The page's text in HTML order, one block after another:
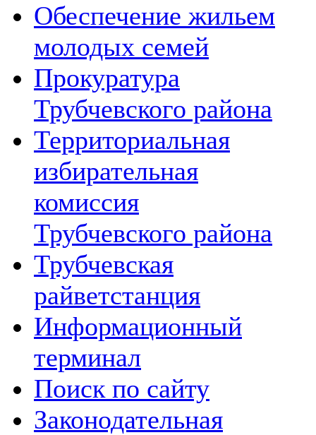
Обеспечение жильем
молодых семей
Прокуратура
Трубчевского района
Территориальная
избирательная
комиссия
Трубчевского района
Трубчевская
райветстанция
Информационный
терминал
Поиск по сайту
Законодательная